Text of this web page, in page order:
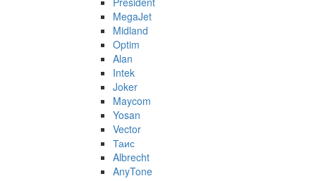
MegaJet
Midland
Optim
Alan
Intek
Joker
Maycom
Yosan
Vector
Таис
Albrecht
AnyTone